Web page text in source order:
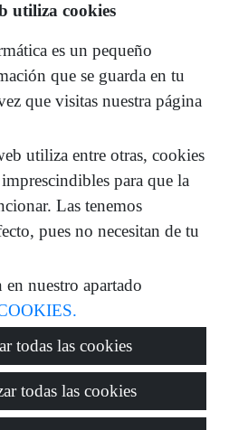
las condiciones de uso y
Enviar
utiliza cookies
es un pequeño
que se guarda en tu
que visitas nuestra página
utiliza entre otras, cookies
para que la
Las tenemos
pues no necesitan de tu
nuestro apartado
todas las cookies
todas las cookies